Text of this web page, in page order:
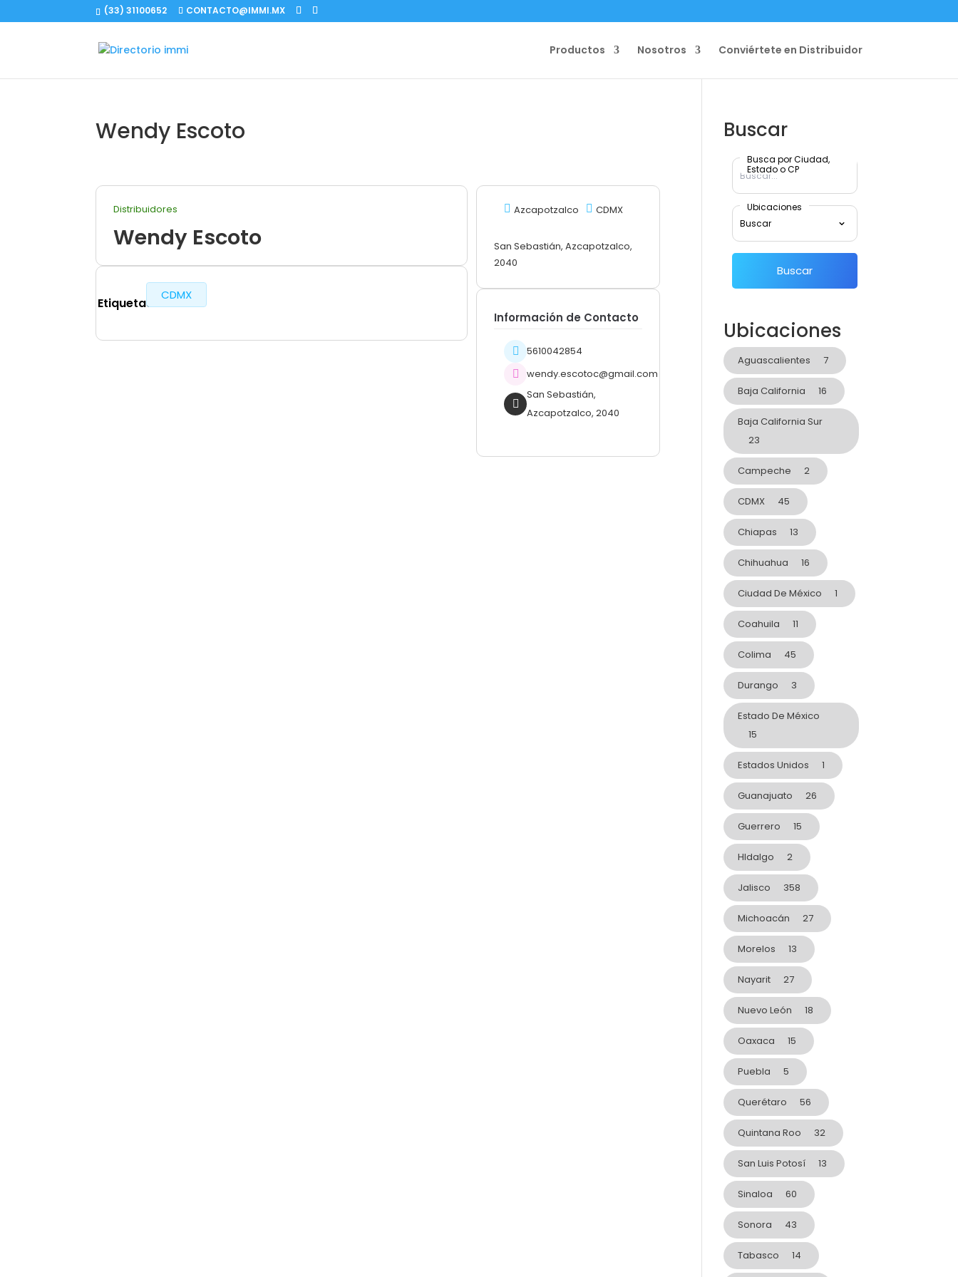
(33) 31100652 CONTACTO@IMMI.MX
Productos Nosotros Conviértete en Distribuidor
Wendy Escoto
Distribuidores
Wendy Escoto
Etiquetas
CDMX
Azcapotzalco CDMX
San Sebastián, Azcapotzalco,
2040
Información de Contacto
5610042854
wendy.escotoc@gmail.com
San Sebastián,
Azcapotzalco, 2040
Buscar
Busca por Ciudad,
Estado o CP
Ubicaciones
Buscar
Ubicaciones
Aguascalientes 7
Baja California 16
Baja California Sur
23
Campeche 2
CDMX 45
Chiapas 13
Chihuahua 16
Ciudad De México 1
Coahuila 11
Colima 45
Durango 3
Estado De México
15
Estados Unidos 1
Guanajuato 26
Guerrero 15
HIdalgo 2
Jalisco 358
Michoacán 27
Morelos 13
Nayarit 27
Nuevo León 18
Oaxaca 15
Puebla 5
Querétaro 56
Quintana Roo 32
San Luis Potosí 13
Sinaloa 60
Sonora 43
Tabasco 14